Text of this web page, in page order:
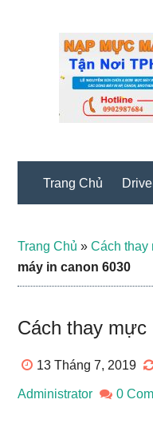
Trang Chủ
Trang Chủ »Cách thay
máy in canon 6030
Cách thay mực
13 Tháng 7, 2019
Administrator 0